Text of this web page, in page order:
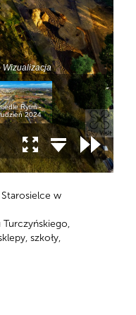
w
Turczyńskiego,
szkoły,